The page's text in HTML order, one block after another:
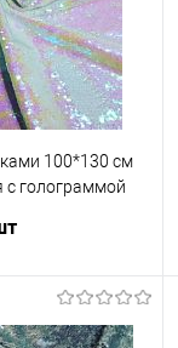
100*130 см
с голограммой
корзину